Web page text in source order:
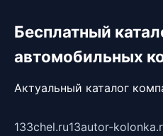
Бесплатный
автомобильных
Актуальный каталог
133chel.ru13autor-